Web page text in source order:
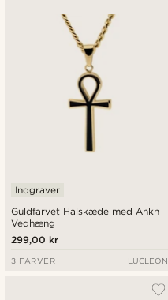
Guldfarvet Halskæde med Ankh
Vedhæng
Indgraver
299,00 kr
3 FARVER LUCLEON